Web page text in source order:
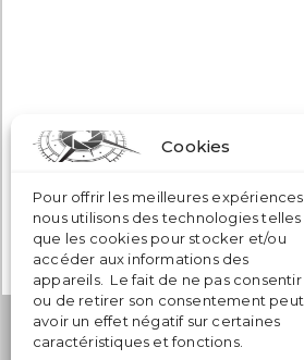
Cookies
Pour offrir les meilleures expériences,
nous utilisons des technologies telles
que les cookies pour stocker et/ou
accéder aux informations des
appareils. Le fait de ne pas consentir
ou de retirer son consentement peut
avoir un effet négatif sur certaines
caractéristiques et fonctions.
AZIMUT-photo
Route des Narcisses 26